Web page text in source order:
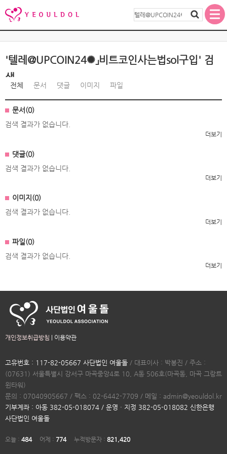
'텔레@UPCOIN24✺」비트코인사는법sol구입' 검
색
전체 문서 댓글 이미지 파일
문서(0)
검색 결과가 없습니다.
더보기
댓글(0)
검색 결과가 없습니다.
더보기
이미지(0)
검색 결과가 없습니다.
더보기
파일(0)
검색 결과가 없습니다.
더보기
개인정보취급방침 이용약관
고유번호 : 117-82-05667 사단법인 여울돌 / 대표이사 : 박봉진 / 주소 :
(07631) 서울특별시 강서구 마곡중앙4로 10, A동 506호(마곡동, 마곡 그랑트
윈타워)
문의 : 07040905667 / 팩스 : 02-6442-7709 / 메일 : admin@yeouldol.kr
기부계좌 : 아동 382-05-018074 / 운영 · 지정 382-05-018082 신한은행
사단법인 여울돌
오늘 : 484어제 : 774누적방문자 : 821,420